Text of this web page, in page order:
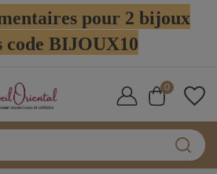
pour 2 bijoux
code BIJOUX10
0